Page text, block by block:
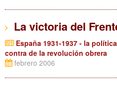
La victoria del
España 1931-1937 - la
contra de la revolución obrera
febrero 2006